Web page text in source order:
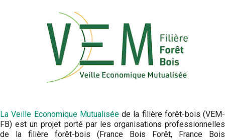
La Veille Economique Mutualiséede la filière forêt-bois (VEM-
FB) est un projet porté par les organisations professionnelles
de la filière forêt-bois (France Bois Forêt, France Bois